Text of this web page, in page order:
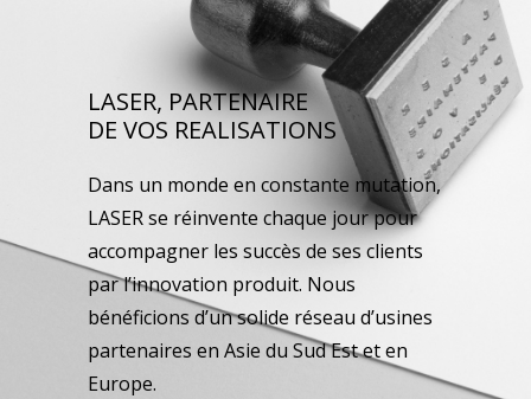
LASER, PARTENAIRE
DE VOS REALISATIONS
Dans un monde en constante mutation,
LASER se réinvente chaque jour pour
accompagner les succès de ses clients
par l’innovation produit. Nous
bénéficions d’un solide réseau d’usines
partenaires en Asie du Sud Est et en
Europe.